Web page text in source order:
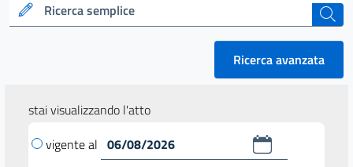
Ricerca semplice cerca
Ricerca avanzata
stai visualizzando l'atto
vigente al